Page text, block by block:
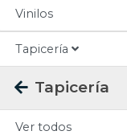
Vinilos
Tapicería
Tapicería
Ver todos